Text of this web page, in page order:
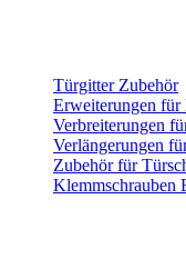
Türgitter Zubehör
Erweiterungen
Verbreiterungen
Verlängerungen
Zubehör für
Klemmschrauben